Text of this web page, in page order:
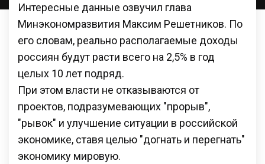
Интересные данные озвучил глава
Минэкономразвития Максим Решетников. По
его словам, реально располагаемые доходы
россиян будут расти всего на 2,5% в год
целых 10 лет подряд.
При этом власти не отказываются от
проектов, подразумевающих "прорыв",
"рывок" и улучшение ситуации в российской
экономике, ставя целью "догнать и перегнать"
экономику мировую.